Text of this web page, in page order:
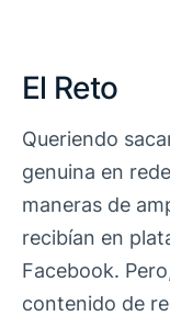
El Reto
Queriendo
genuina en
maneras de
recibían en
Facebook.
contenido de